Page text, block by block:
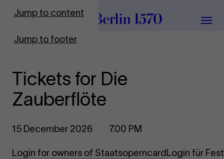
Jump to content
Jump to footer
To Frontpage
Tickets for Die
Zauberflöte
15 December 2026 7.00 PM
Login for owners of Staatsoperncard Login für